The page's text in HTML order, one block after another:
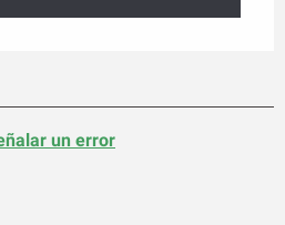
un error